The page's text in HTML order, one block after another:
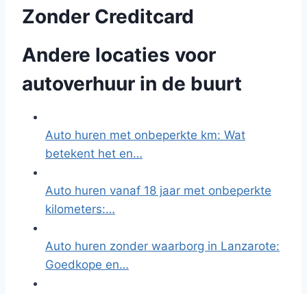
Zonder Creditcard
Andere locaties voor
autoverhuur in de buurt
Auto huren met onbeperkte km: Wat
betekent het en…
Auto huren vanaf 18 jaar met onbeperkte
kilometers:…
Auto huren zonder waarborg in Lanzarote:
Goedkope en…